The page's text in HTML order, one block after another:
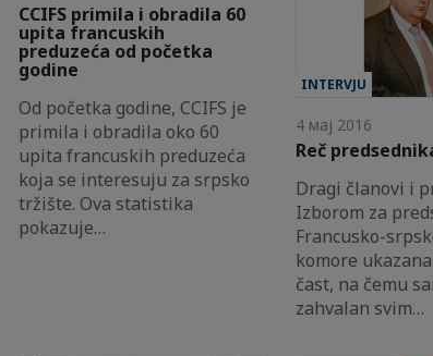
CCIFS primila i obradila 60
upita francuskih
preduzeća od početka
godine
Od početka godine, CCIFS je
primila i obradila oko 60
upita francuskih preduzeća
koja se interesuju za srpsko
tržište. Ova statistika
pokazuje…
INTERVJU
4 мај 2016
Reč
Dragi članovi i
Izborom za
Francusko-
komore
čast, na čemu
zahvalan svim…